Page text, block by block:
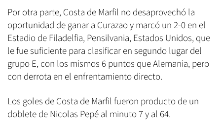
Por otra parte, Costa de Marfil no desaprovechó la
oportunidad de ganar a Curazao y marcó un 2-0 en el
Estadio de Filadelfia, Pensilvania, Estados Unidos, que
le fue suficiente para clasificar en segundo lugar del
grupo E, con los mismos 6 puntos que Alemania, pero
con derrota en el enfrentamiento directo.
Los goles de Costa de Marfil fueron producto de un
doblete de Nicolas Pepé al minuto 7 y al 64.